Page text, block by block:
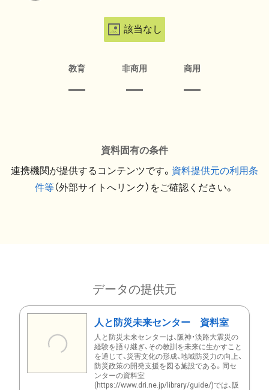
該当なし
教育 非商用 商用
資料固有の条件
連携機関が提供するコンテンツです。 資料提供元の利用条
件等（外部サイトへリンク）をご確認ください。
データの提供元
人と防災未来センター 資料室
人と防災未来センターは、阪神・淡路大震災の
経験を語り継ぎ、その教訓を未来に生かすこと
を通じて、災害文化の形成、地域防災力の向上、
防災政策の開発支援を図る施設である。同セ
ンターの資料室
(https://www.dri.ne.jp/library/guide/)では、阪